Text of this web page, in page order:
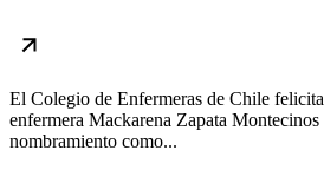
El Colegio de Enfermeras de Chile
enfermera Mackarena Zapata Montecinos
nombramiento como...